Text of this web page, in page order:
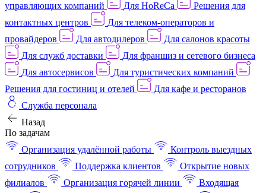
управляющих компаний
Для HoReCa
Решения для
контактных центров
Для телеком-операторов и
провайдеров
Для автодилеров
Для салонов красоты
Для служб доставки
Для франшиз и сетевого бизнеса
Для автосервисов
Для туристических компаний
Решения для гостиниц и отелей
Для кафе и ресторанов
Служба персонала
Назад
По задачам
Организация удалённой работы
Контроль выездных
сотрудников
Поддержка клиентов
Открытие новых
филиалов
Организация горячей линии
Входящая